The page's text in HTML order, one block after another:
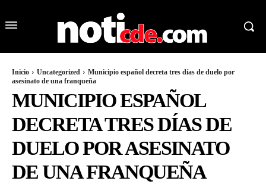
Inicio Uncategorized
Municipio español decreta tres días de duelo por
asesinato de una franqueña
MUNICIPIO ESPAÑOL
DECRETA TRES DÍAS DE
DUELO POR ASESINATO
DE UNA FRANQUEÑA